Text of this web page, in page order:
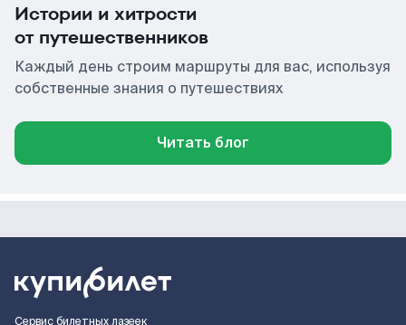
Истории и хитрости
от путешественников
Каждый день строим маршруты для вас, используя
собственные знания о путешествиях
Читать блог
Сервис билетных лазеек